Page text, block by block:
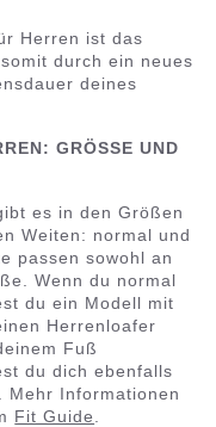
Herren ist das
durch ein neues
deines
GRÖSSE UND
es in den Größen
Weiten: normal und
passen sowohl an
Wenn du normal
du ein Modell mit
Herrenloafer
Fuß
du dich ebenfalls
Mehr Informationen
Fit Guide